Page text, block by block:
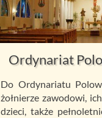
Ordynariat
Do Ordynariatu
żołnierze zawodowi,
dzieci, także